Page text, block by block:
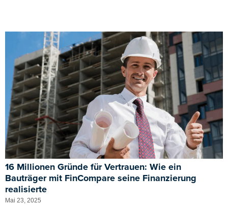
16 Millionen Gründe für Vertrauen: Wie ein
Bauträger mit FinCompare seine Finanzierung
realisierte
Mai 23, 2025